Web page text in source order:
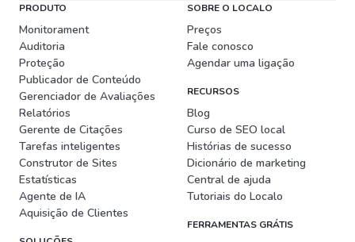
PRODUTO
Monitorament
Auditoria
Proteção
Publicador de Conteúdo
Gerenciador de Avaliações
Relatórios
Gerente de Citações
Tarefas inteligentes
Construtor de Sites
Estatísticas
Agente de IA
Aquisição de Clientes
SOBRE O LOCALO
Preços
Fale conosco
Agendar uma ligação
RECURSOS
Blog
Curso de SEO local
Histórias de sucesso
Dicionário de marketing
Central de ajuda
Tutoriais do Localo
FERRAMENTAS GRÁTIS